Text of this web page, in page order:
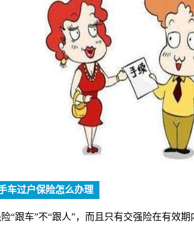
车过户保险怎么办理
“跟车”不“跟人”，而且只有交强险在有效